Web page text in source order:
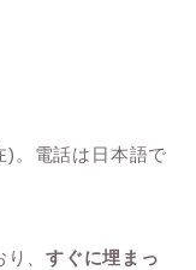
)。電話は日本語で
り、すぐに埋まっ